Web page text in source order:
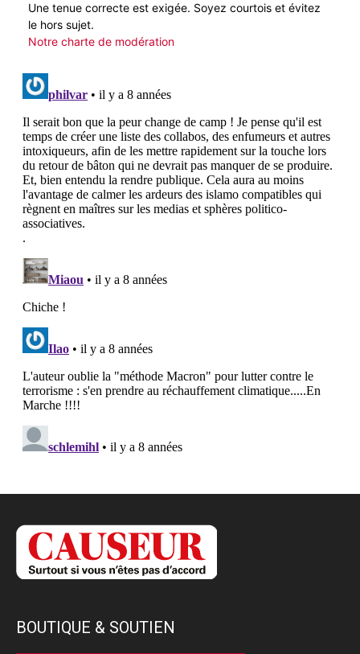
Une tenue correcte est exigée. Soyez courtois et évitez
le hors sujet.
Notre charte de modération
BOUTIQUE & SOUTIEN